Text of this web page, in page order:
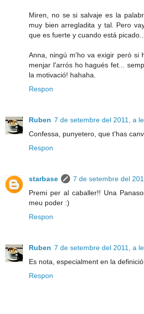
Miren, no se si salvaje es la
muy bien arregladita y tal. Pero
que es fuerte y cuando está
Anna, ningú m'ho va exigir però si
menjar l'arrós ho hagués fet...
la motivació! hahaha.
Respon
Ruben 7 de setembre del 2011, a
Confessa, punyetero, que t'has
Respon
starbase
7 de setembre del
Premi per al caballer!! Una
meu poder :)
Respon
Ruben 7 de setembre del 2011, a
Es nota, especialment en la
Respon